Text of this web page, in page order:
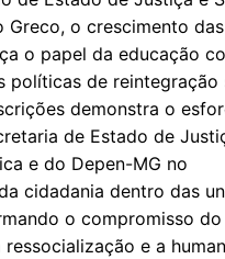
Greco, o crescimento das
o papel da educação
políticas de reintegração
demonstra o
de Estado de
e do Depen-MG no
cidadania dentro das
o compromisso
e a